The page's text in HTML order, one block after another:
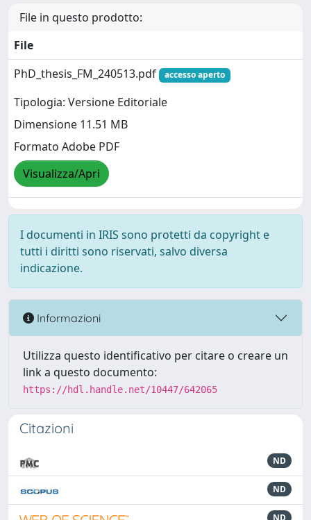
File in questo prodotto:
File
PhD_thesis_FM_240513.pdf
accesso aperto
Tipologia: Versione Editoriale
Dimensione 11.51 MB
Formato Adobe PDF
Visualizza/Apri
I documenti in IRIS sono protetti da copyright e
tutti i diritti sono riservati, salvo diversa
indicazione.
Informazioni
Utilizza questo identificativo per citare o creare un
link a questo documento:
https://hdl.handle.net/10447/642065
Citazioni
ND
ND
ND